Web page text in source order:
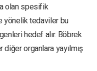
olan spesifik
yönelik tedaviler bu
hedef alır. Böbrek
organlara yayılmış